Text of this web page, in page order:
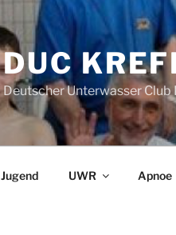
DUC
Deutscher Unterwasser Club
Jugend UWR Apnoe